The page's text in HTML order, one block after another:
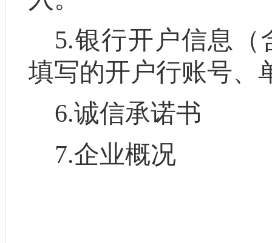
5.银行开户信息（
填写的开户行账号、
6.诚信承诺书
7.企业概况